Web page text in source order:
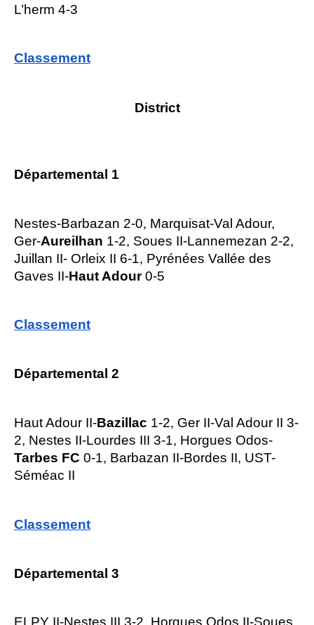
L’herm 4-3
Classement
District
Départemental 1
Nestes-Barbazan 2-0, Marquisat-Val Adour,
Ger-Aureilhan 1-2, Soues II-Lannemezan 2-2,
Juillan II- Orleix II 6-1, Pyrénées Vallée des
Gaves II-Haut Adour0-5
Classement
Départemental 2
Haut Adour II-Bazillac 1-2, Ger II-Val Adour II 3-
2, Nestes II-Lourdes III 3-1, Horgues Odos-
Tarbes FC 0-1, Barbazan II-Bordes II, UST-
Séméac II
Classement
Départemental 3